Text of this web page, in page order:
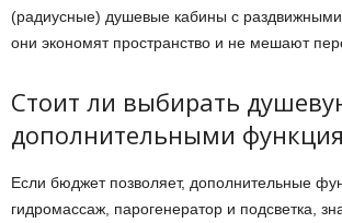
(радиусные) душевые кабины с раздвижными
они экономят пространство и не мешают
Стоит ли выбирать
дополнительными
Если бюджет позволяет, дополнительные
гидромассаж, парогенератор и подсветка,